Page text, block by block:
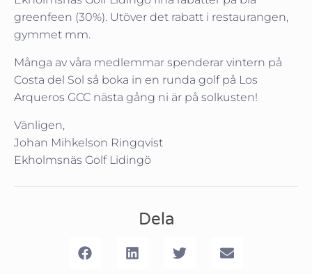
greenfeen (30%). Utöver det rabatt i restaurangen,
gymmet mm.
Många av våra medlemmar spenderar vintern på
Costa del Sol så boka in en runda golf på Los
Arqueros GCC nästa gång ni är på solkusten!
Vänligen,
Johan Mihkelson Ringqvist
Ekholmsnäs Golf Lidingö
Dela